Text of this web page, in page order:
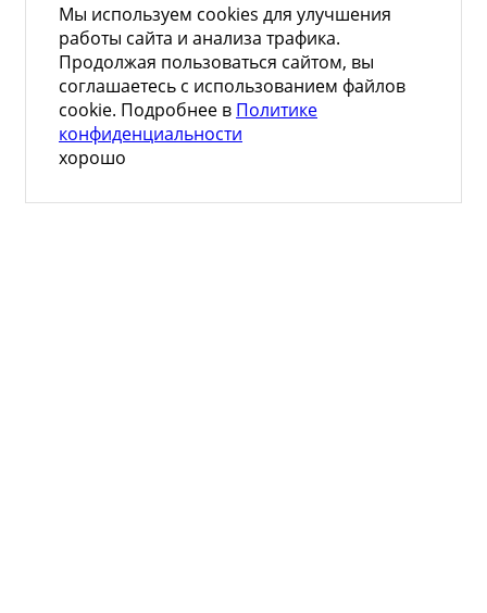
Мы используем cookies для улучшения
работы сайта и анализа трафика.
Продолжая пользоваться сайтом, вы
соглашаетесь с использованием файлов
cookie. Подробнее в Политике
конфиденциальности
хорошо